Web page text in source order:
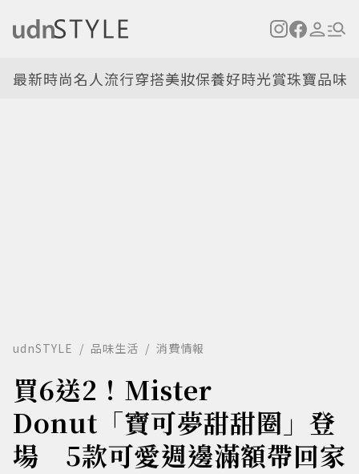
最新時尚名人流行穿搭美妝保養好時光賞珠寶品味
udnSTYLE 品味生活 消費情報
買6送2！Mister
Donut「寶可夢甜甜圈」登
場 5款可愛週邊滿額帶回家